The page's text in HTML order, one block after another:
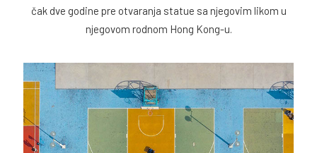
čak dve godine pre otvaranja statue sa njegovim likom u
njegovom rodnom Hong Kong-u.